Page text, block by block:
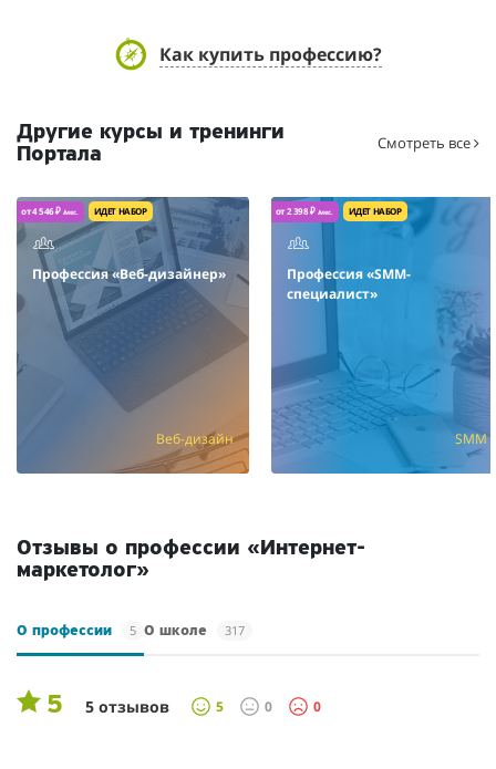
Как купить профессию?
Другие курсы и тренинги
Портала
Смотреть все
от 4 546 ₽ /мес. ИДЕТ НАБОР
Профессия «Веб-дизайнер»
Веб-дизайн
от 2 398 ₽ /мес. ИДЕТ НАБОР
Профессия «SMM-
специалист»
SMM
Отзывы о профессии «Интернет-
маркетолог»
О профессии 5 О школе 317
5 5 отзывов 5 0 0